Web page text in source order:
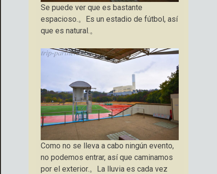
Se puede ver que es bastante
espacioso.。Es un estadio de fútbol, ​​así
que es natural.。
Como no se lleva a cabo ningún evento,
no podemos entrar, así que caminamos
por el exterior.。La lluvia es cada vez